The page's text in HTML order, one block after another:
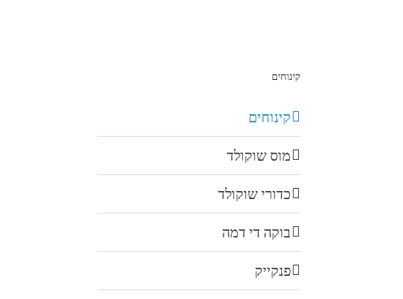
קינוחים
קינוחים
מוס שוקולד
כדורי שוקולד
בוקה די דמה
פנקייק